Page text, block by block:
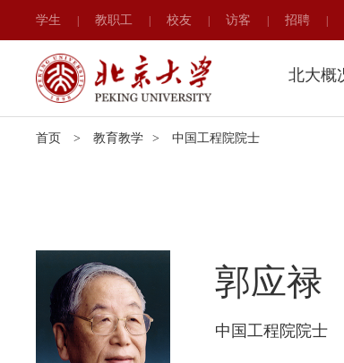
学生 | 教职工 | 校友 | 访客 | 招聘 |
北大概
首页 > 教育教学 > 中国工程院院士
郭应禄
中国工程院院士